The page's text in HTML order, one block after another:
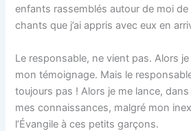
enfants rassemblés autour de moi
chants que j’ai appris avec eux en
Le responsable, ne vient pas. Alors
mon témoignage. Mais le
toujours pas ! Alors je me lance,
mes connaissances, malgré mon
l’Évangile à ces petits garçons.